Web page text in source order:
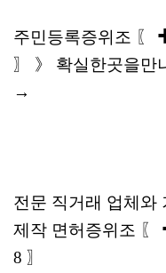
주민등록증위조 〖
〗 》 확실한곳을만
→
전문 직거래 업체와
제작 면허증위조 〖
8 〗